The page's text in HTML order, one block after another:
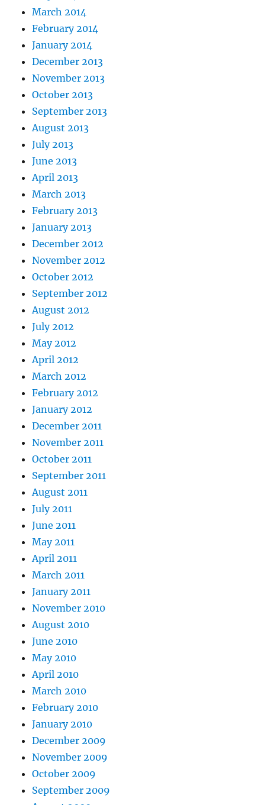
March 2014
February 2014
January 2014
December 2013
November 2013
October 2013
September 2013
August 2013
July 2013
June 2013
April 2013
March 2013
February 2013
January 2013
December 2012
November 2012
October 2012
September 2012
August 2012
July 2012
May 2012
April 2012
March 2012
February 2012
January 2012
December 2011
November 2011
October 2011
September 2011
August 2011
July 2011
June 2011
May 2011
April 2011
March 2011
January 2011
November 2010
August 2010
June 2010
May 2010
April 2010
March 2010
February 2010
January 2010
December 2009
November 2009
October 2009
September 2009